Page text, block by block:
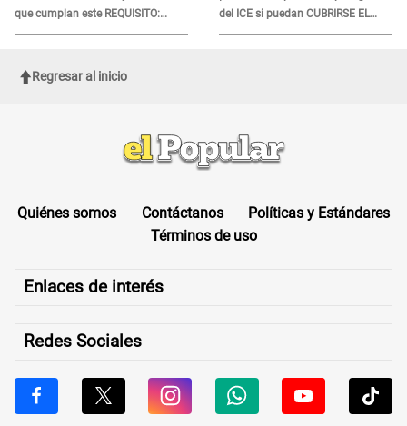
que cumplan este REQUISITO:
revisa si accedes aquí
del ICE si puedan CUBRIRSE EL
ROSTRO
Regresar al inicio
Quiénes somos Contáctanos
Políticas y Estándares
Términos de uso
Enlaces de interés
Redes Sociales